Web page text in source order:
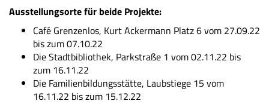
Ausstellungsorte für beide Projekte:
Café Grenzenlos, Kurt Ackermann Platz 6 vom 27.09.22
bis zum 07.10.22
Die Stadtbibliothek, Parkstraße 1 vom 02.11.22 bis
zum 16.11.22
Die Familienbildungsstätte, Laubstiege 15 vom
16.11.22 bis zum 15.12.22